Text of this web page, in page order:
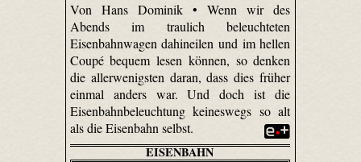
Von Hans Dominik • Wenn wir des
Abends im traulich beleuchteten
Eisenbahnwagen dahineilen und im hellen
Coupé bequem lesen können, so denken
die allerwenigsten daran, dass dies früher
einmal anders war. Und doch ist die
Eisenbahnbeleuchtung keineswegs so alt
als die Eisenbahn selbst.
EISENBAHN